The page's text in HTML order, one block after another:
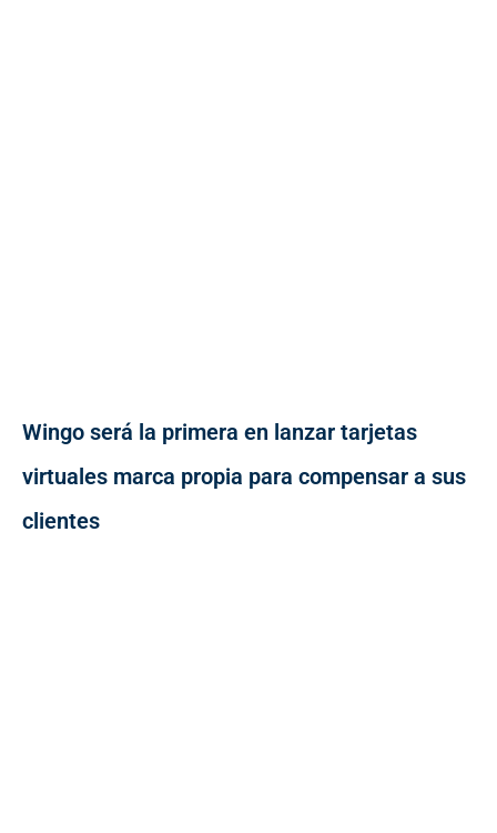
Wingo será la primera en lanzar tarjetas
virtuales marca propia para compensar a sus
clientes